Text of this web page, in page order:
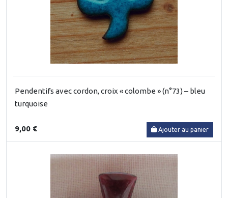
Pendentifs avec cordon, croix « colombe » (n°73) – bleu
turquoise
9,00 € Ajouter au panier